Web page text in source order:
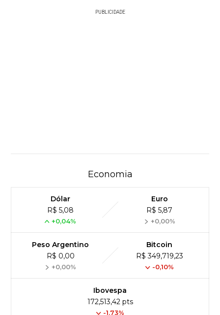
PUBLICIDADE
Economia
Dólar
R$ 5,08
+0,04%
Euro
R$ 5,87
+0,00%
Peso Argentino
R$ 0,00
+0,00%
Bitcoin
R$ 349,719,23
-0,10%
Ibovespa
172,513,42 pts
-1.73%